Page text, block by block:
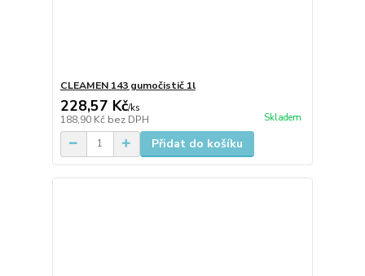
CLEAMEN 143 gumočistič 1l
228,57 Kč/ks
188,90 Kč bez DPH Skladem
Přidat do košíku